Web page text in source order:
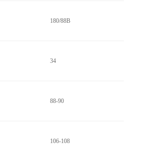
180/88B
34
88-90
106-108